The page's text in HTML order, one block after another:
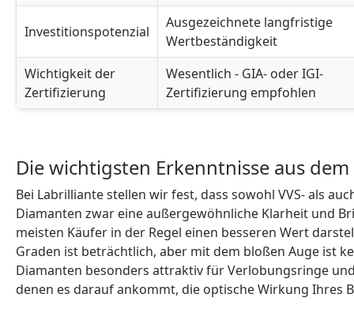
Investitionspotenzial
Ausgezeichnete langfristige
Wertbeständigkeit
Wichtigkeit der
Zertifizierung
Wesentlich - GIA- oder IGI-
Zertifizierung empfohlen
Die wichtigsten Erkenntnisse aus
Bei Labrilliante stellen wir fest, dass sowohl VVS- als
Diamanten zwar eine außergewöhnliche Klarheit und
meisten Käufer in der Regel einen besseren Wert
Graden ist beträchtlich, aber mit dem bloßen Auge ist
Diamanten besonders attraktiv für Verlobungsringe
denen es darauf ankommt, die optische Wirkung Ihres